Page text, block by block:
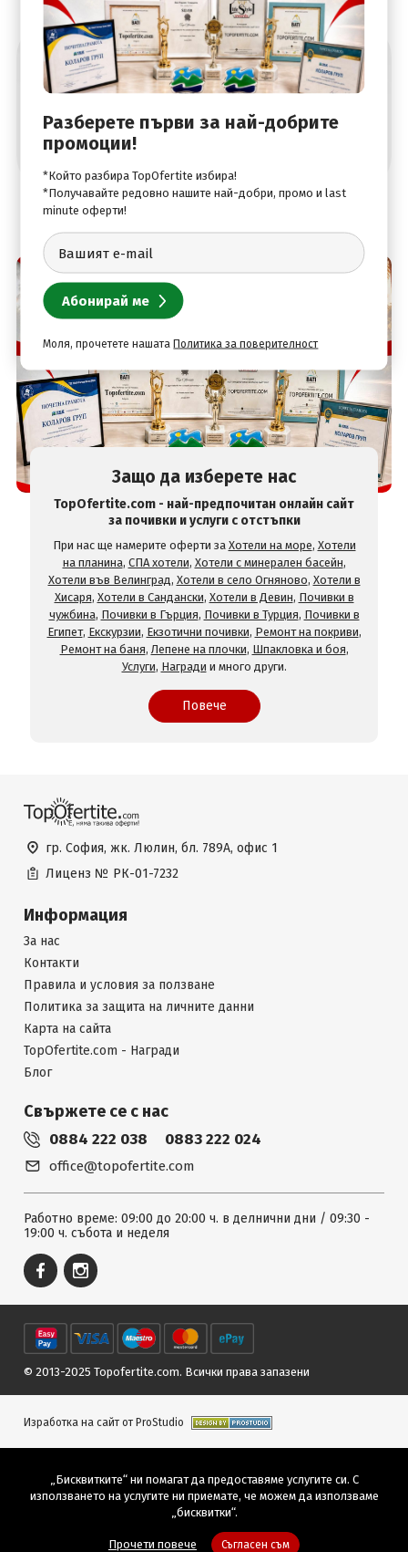
Абонирай се за най-добрите оферти
Защо да изберете нас
TopOfertite.com - най-предпочитан онлайн сайт
за почивки и услуги с отстъпки
При нас ще намерите оферти за Хотели на море, Хотели
на планина, СПА хотели, Хотели с минерален басейн,
Хотели във Велинград, Хотели в село Огняново, Хотели в
Хисаря, Хотели в Сандански, Хотели в Девин, Почивки в
чужбина, Почивки в Гърция, Почивки в Турция, Почивки в
Египет, Екскурзии, Екзотични почивки, Ремонт на покриви,
Ремонт на баня, Лепене на плочки, Шпакловка и боя,
Услуги, Награди и много други.
Повече
гр. София, жк. Люлин, бл. 789А, офис 1
Лиценз № РК-01-7232
Информация
За нас
Контакти
Правила и условия за ползване
Политика за защита на личните данни
Карта на сайта
TopOfertite.com - Награди
Блог
Свържете се с нас
0884 222 038 0883 222 024
office@topofertite.com
Работно време: 09:00 до 20:00 ч. в делнични дни / 09:30 -
19:00 ч. събота и неделя
© 2013-2025 Topofertite.com. Всички права запазени
Изработка на сайт от ProStudio
Разберете първи за най-добрите
промоции!
*Който разбира TopOfertite избира!
*Получавайте редовно нашите най-добри, промо и last
minute оферти!
Моля, прочетете нашатаПолитика за поверителност
„Бисквитките“ ни помагат да предоставяме услугите си. С
използването на услугите ни приемате, че можем да използваме
„бисквитки“.
Прочети повече Съгласен съм